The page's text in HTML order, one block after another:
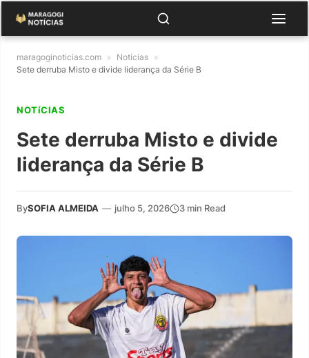
maragoginoticias.com » Notícias »
Sete derruba Misto e divide liderança da Série B
NOTíCIAS
Sete derruba Misto e divide
liderança da Série B
BySOFIA ALMEIDA — julho 5, 2026 3 min Read